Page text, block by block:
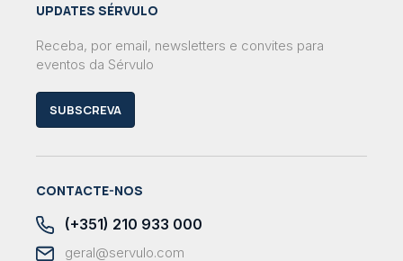
UPDATES SÉRVULO
Receba, por email, newsletters e convites para
eventos da Sérvulo
SUBSCREVA
CONTACTE-NOS
(+351) 210 933 000
geral@servulo.com